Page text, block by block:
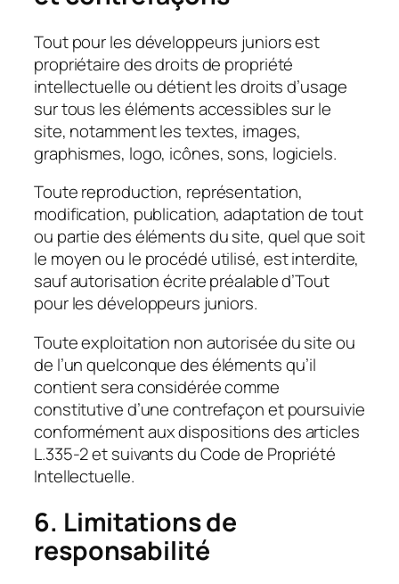
Tout pour les développeurs juniors est
propriétaire des droits de propriété
intellectuelle ou détient les droits d’usage
sur tous les éléments accessibles sur le
site, notamment les textes, images,
graphismes, logo, icônes, sons, logiciels.
Toute reproduction, représentation,
modification, publication, adaptation de tout
ou partie des éléments du site, quel que soit
le moyen ou le procédé utilisé, est interdite,
sauf autorisation écrite préalable d’Tout
pour les développeurs juniors.
Toute exploitation non autorisée du site ou
de l’un quelconque des éléments qu’il
contient sera considérée comme
constitutive d’une contrefaçon et poursuivie
conformément aux dispositions des articles
L.335-2 et suivants du Code de Propriété
Intellectuelle.
6. Limitations de
responsabilité